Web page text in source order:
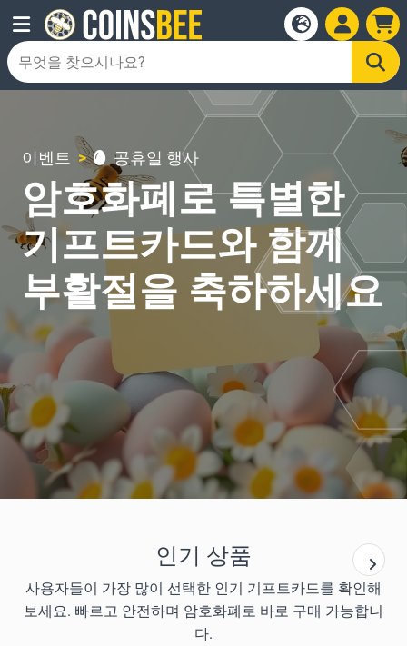
이벤트 공휴일 행사
암호화폐로 특별한
기프트카드와 함께
부활절을 축하하세요
인기 상품
사용자들이 가장 많이 선택한 인기 기프트카드를 확인해
보세요. 빠르고 안전하며 암호화폐로 바로 구매 가능합니
다.